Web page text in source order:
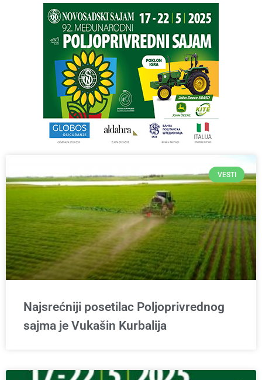
VESTI
Najsrećniji posetilac Poljoprivrednog
sajma je Vukašin Kurbalija